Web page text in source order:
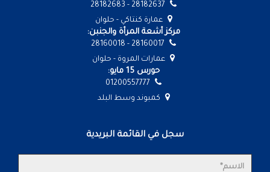
عمارة كنتاكي - حلوان
مركز أشعة المرأة والجنبن:
عمارات المروة - حلوان
حورس 15 مايو:
كمبوند وسط البلد
سجل في القائمة البريدية